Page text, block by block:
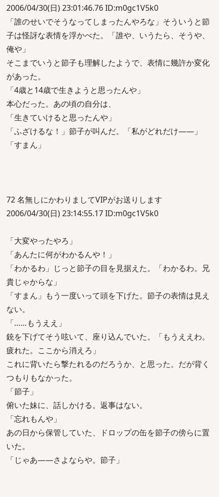
2006/04/30(日) 23:01:46.76 ID:m0gc1V5k0
「誰のせいでそうなってしまったんやろな」そういうと節
子は怪訝な表情を浮かべた。「誰や、いうたら、そうや、
俺や」
そこまでいうと節子も理解したようで、表情に幾許か変化
があった。
「4歳と14歳で生きようと思ったんや」
本心だった。あの頃の自分は、
「生きていけると思ったんや」
「ふざけるな！」節子が叫んだ。「私がどれだけ――」
「すまん」
72 名無しにかわりましてVIPがお送りします
2006/04/30(日) 23:14:55.17 ID:m0gc1V5k0
「大変やったやろ」
「あんたに何がわかるんや！」
「わかるわ」じっと節子の目を見据えた。「わかるわ。兄
貴じゃからな」
「すまん」もう一度いって頭を下げた。節子の表情は見え
ない。
「……もうええ」
銃を下げてそう呟いて、座り込んでいた。「もうええわ。
疲れた。ここから消えろ」
これに背いたら撃たれるのだろうか、と思った。だが背く
つもりもなかった。
「節子」
俯いた妹に、話しかける。返事はない。
「忘れもんや」
あの日から保管していた、ドロップの缶を節子の傍らに置
いた。
「じゃあ――さよならや。節子」